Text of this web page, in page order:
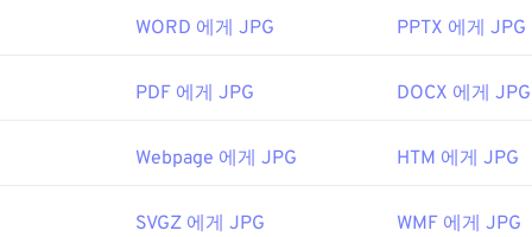
en/learn-and-explore/a/products-and-innovation/nikon-
하면 기본 이미지 뷰어, 이미지 편집기 또는 웹 브라우저에서
와 같은 Mac OS 애플리케이션에서 자동으로 열립니다. JPEG
WORD 에게 JPG PPTX 에게 JPG
PDF 에게 JPG DOCX 에게 JPG
Webpage 에게 JPG HTM 에게 JPG
SVGZ 에게 JPG WMF 에게 JPG